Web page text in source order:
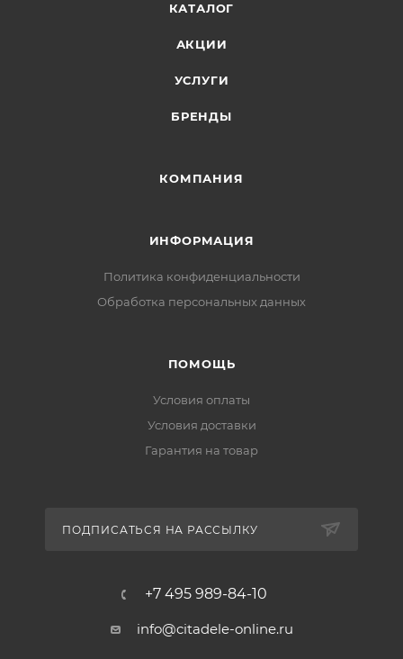
КАТАЛОГ
АКЦИИ
УСЛУГИ
БРЕНДЫ
КОМПАНИЯ
ИНФОРМАЦИЯ
Политика конфиденциальности
Обработка персональных данных
ПОМОЩЬ
Условия оплаты
Условия доставки
Гарантия на товар
ПОДПИСАТЬСЯ НА РАССЫЛКУ
+7 495 989-84-10
info@citadele-online.ru